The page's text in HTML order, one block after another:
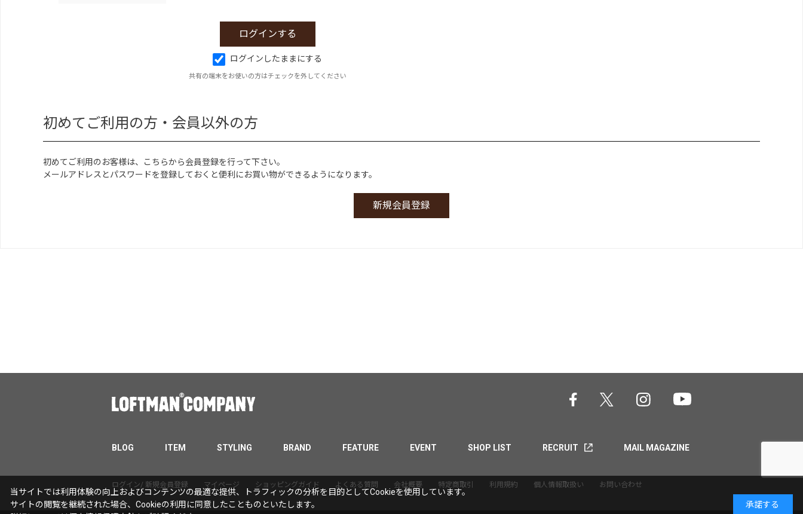
ログインしたままにする
共有の端末をお使いの方はチェックを外してください
初めてご利用の方・会員以外の方
初めてご利用のお客様は、こちらから会員登録を行って下さい。
メールアドレスとパスワードを登録しておくと便利にお買い物ができるようになります。
BLOG ITEM STYLING BRAND FEATURE EVENT SHOP LIST RECRUIT MAIL MAGAZINE
ログイン/ 新規会員登録 マイページ ショッピングガイド よくある質問 会社概要 特定商取引 利用規約 個人情報取扱い お問い合わせ
当サイトでは利用体験の向上およびコンテンツの最適な提供、トラフィックの分析を目的としてCookieを使用しています。
サイトの閲覧を継続された場合、Cookieの利用に同意したことものといたします。
承諾する